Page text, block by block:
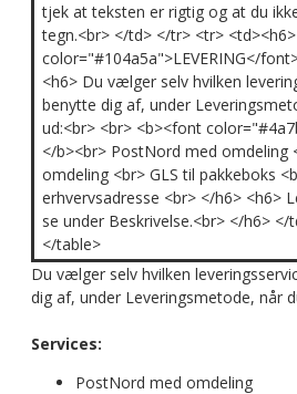
tjek at teksten er rigtig og at du
tegn.<br> </td> </tr> <tr>
color="#104a5a">LEVERING</
<h6> Du vælger selv hvilken
benytte dig af, under
ud:<br> <br> <b><font
</b><br> PostNord med omdeling
omdeling <br> GLS til pakkeboks
erhvervsadresse <br> </h6> <h6>
se under Beskrivelse.<br> </h6>
</table>
Du vælger selv hvilken
dig af, under Leveringsmetode, når
Services:
PostNord med omdeling